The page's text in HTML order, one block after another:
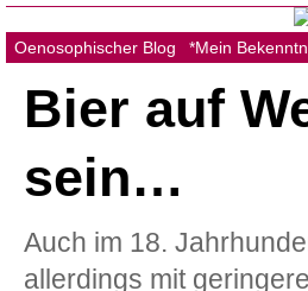
Oenosophischer Blog *Mein
Bier auf
sein…
Auch im 18.
allerdings mit